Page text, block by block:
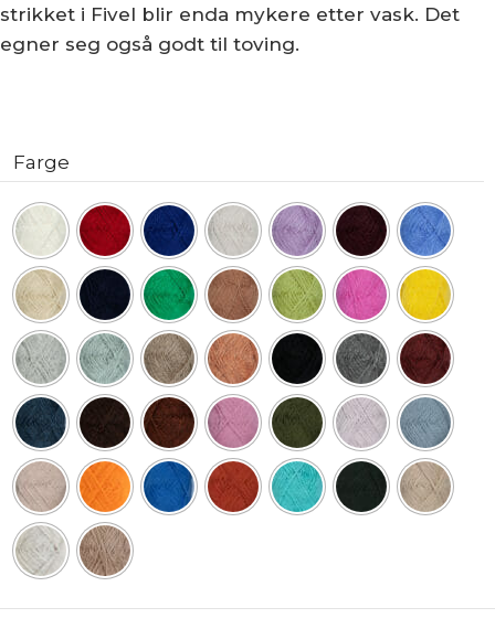
strikket i Fivel blir enda mykere etter vask. Det
egner seg også godt til toving.
Farge